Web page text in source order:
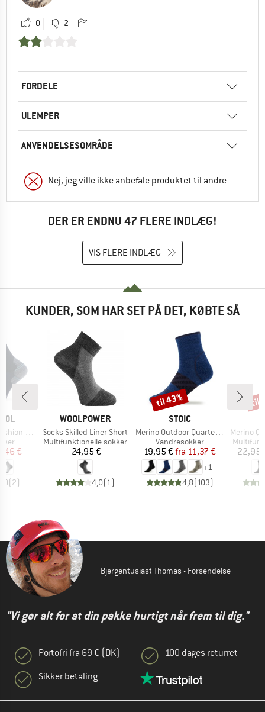
0 2
FORDELE
ULEMPER
ANVENDELSESOMRÅDE
Nej, jeg ville ikke anbefale produktet til andre
DER ER ENDNU 47 FLERE INDLÆG!
VIS FLERE INDLÆG
KUNDER, SOM HAR SET PÅ DET, KØBTE SÅ
Socks
pris
€
(2)
MÆRKE
WOOLPOWER
Artikel
Socks Skilled Liner Short
Produktgruppe
Multifunktionelle sokker
Pris
24,95 €
4,0(1)
MÆRKE
STOIC
Artikel
Merino Outdoor Quarter Socks Tech
Produktgruppe
Vandresokker
Pris
19,95 € Nedsat pris
fra 11,37 €
+1
4,8(103)
Rabat
til 43%
Artikel
Merino Quarter
22,95
til
Bjergentusiast Thomas - Forsendelse
"Vi gør alt for at din pakke hurtigt når frem til dig."
Portofri fra 69 € (DK)
Sikker betaling
100 dages returret